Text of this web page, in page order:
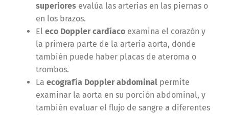
superioresevalúa las arterias en las piernas o
en los brazos.
El eco Doppler cardíacoexamina el corazón y
la primera parte de la arteria aorta, donde
también puede haber placas de ateroma o
trombos.
La ecografía Doppler abdominalpermite
examinar la aorta en su porción abdominal, y
también evaluar el flujo de sangre a diferentes